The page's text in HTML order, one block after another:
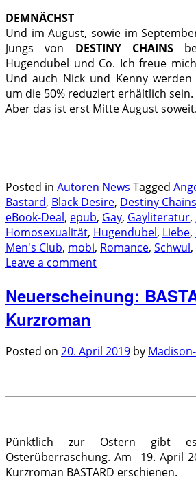
DEMNÄCHST
Und im August, sowie im
Jungs von DESTINY CHAINS
Hugendubel und Co. Ich freue
Und auch Nick und Kenny werden
um die 50% reduziert erhältlich sein.
Aber das ist erst Mitte August soweit.
Posted in Autoren News Tagged
Bastard, Black Desire, Destiny Chains
eBook-Deal, epub, Gay, Gayliteratur,
Homosexualität, Hugendubel, Liebe,
Men's Club, mobi, Romance, Schwul,
Leave a comment
Neuerscheinung:
Kurzroman
Posted on 20. April 2019 by
Pünktlich zur Ostern gibt
Osterüberraschung. Am 19. April
Kurzroman BASTARD erschienen.